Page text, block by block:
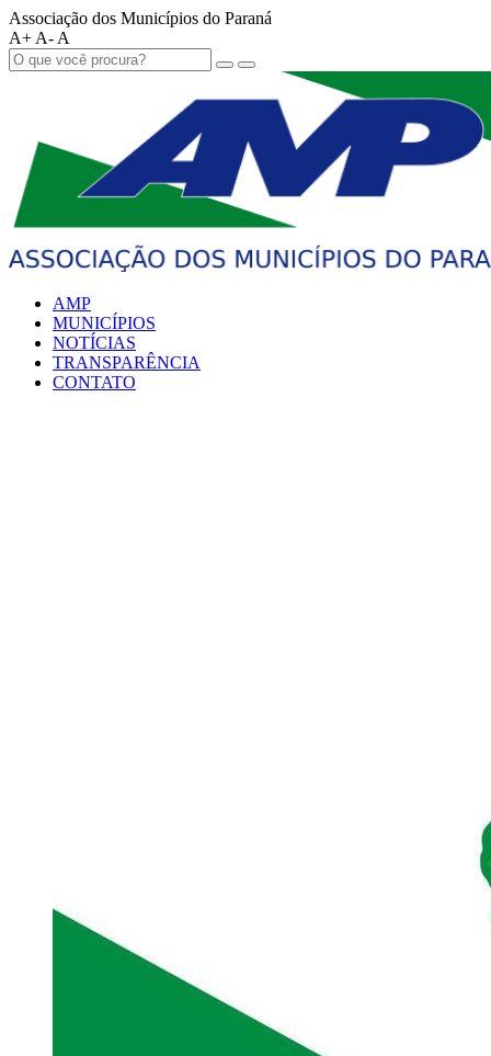
Associação dos Municípios do Paraná
A+ A- A
AMP
MUNICÍPIOS
NOTÍCIAS
TRANSPARÊNCIA
CONTATO